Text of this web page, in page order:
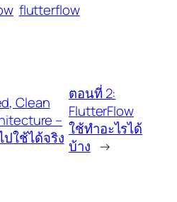
flutterflow
Clean
–
ปใช้ได้จริง
ตอนที่ 2:
FlutterFlow
ใช้ทำอะไรได้
บ้าง →